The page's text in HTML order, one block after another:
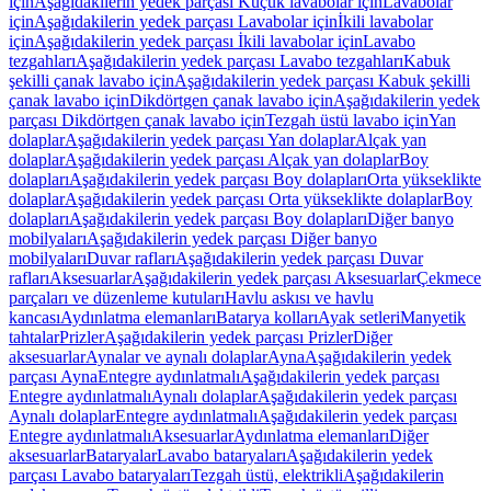
içinAşağıdakilerin yedek parçası Lavabolar içinİkili lavabolar
içinAşağıdakilerin yedek parçası İkili lavabolar içinLavabo
tezgahlarıAşağıdakilerin yedek parçası Lavabo tezgahlarıKabuk
şekilli çanak lavabo içinAşağıdakilerin yedek parçası Kabuk şekilli
çanak lavabo içinDikdörtgen çanak lavabo içinAşağıdakilerin yedek
parçası Dikdörtgen çanak lavabo içinTezgah üstü lavabo içinYan
dolaplarAşağıdakilerin yedek parçası Yan dolaplarAlçak yan
dolaplarAşağıdakilerin yedek parçası Alçak yan dolaplarBoy
dolaplarıAşağıdakilerin yedek parçası Boy dolaplarıOrta yükseklikte
dolaplarAşağıdakilerin yedek parçası Orta yükseklikte dolaplarBoy
dolaplarıAşağıdakilerin yedek parçası Boy dolaplarıDiğer banyo
mobilyalarıAşağıdakilerin yedek parçası Diğer banyo
mobilyalarıDuvar raflarıAşağıdakilerin yedek parçası Duvar
raflarıAksesuarlarAşağıdakilerin yedek parçası AksesuarlarÇekmece
parçaları ve düzenleme kutularıHavlu askısı ve havlu
kancasıAydınlatma elemanlarıBatarya kollarıAyak setleriManyetik
tahtalarPrizlerAşağıdakilerin yedek parçası PrizlerDiğer
aksesuarlarAynalar ve aynalı dolaplarAynaAşağıdakilerin yedek
parçası AynaEntegre aydınlatmalıAşağıdakilerin yedek parçası
Entegre aydınlatmalıAynalı dolaplarAşağıdakilerin yedek parçası
Aynalı dolaplarEntegre aydınlatmalıAşağıdakilerin yedek parçası
Entegre aydınlatmalıAksesuarlarAydınlatma elemanlarıDiğer
aksesuarlarBataryalarLavabo bataryalarıAşağıdakilerin yedek
parçası Lavabo bataryalarıTezgah üstü, elektrikliAşağıdakilerin